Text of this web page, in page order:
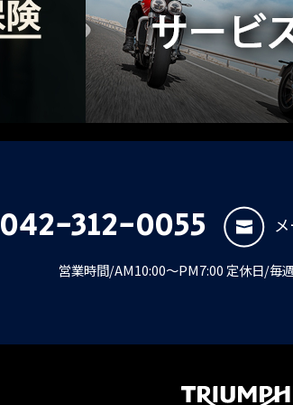
042-312-0055
営業時間/AM10:00～PM7:00 定休日/毎